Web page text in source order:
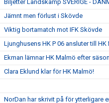
Biljetter Landskamp SVERIGE -
Jämnt men förlust i Skövde
Viktig bortamatch mot IFK Skövde
Ljunghusens HK P 06 ansluter till HK
Ekman lämnar HK Malmö efter
Clara Eklund klar för HK Malmö!
NorDan har skrivit på för ytterligare